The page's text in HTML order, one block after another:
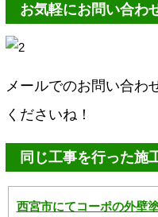
お気軽にお問い合わ
メールでのお問い合わ
くださいね！
同じ工事を行った施
西宮市にてコーポの外壁